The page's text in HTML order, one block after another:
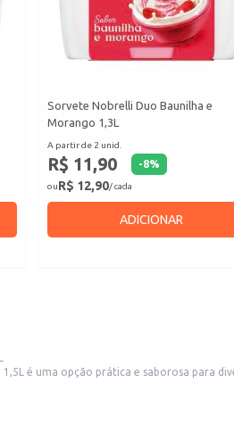
Sorvete Nobrelli Duo Baunilha e
Morango 1,3L
A partir de 2 unid.
R$ 11,90 -8%
ouR$ 12,90/ cada
ADICIONAR
Sua embalagem de 1,5L é ideal para estabelecimentos comerciais como sorveterias,